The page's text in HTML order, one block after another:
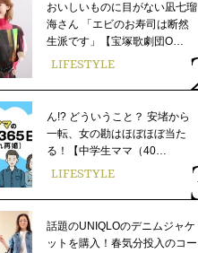
おいしいものに目がない凪七瑠
海さん 「エビのお寿司は断然
生派です」【宝塚歌劇団O…
LIFESTYLE
ん!? どういうこと？ 安堵から
一転、女の勘はほぼほぼ当た
る！【中学生ママ（40…
LIFESTYLE
話題のUNIQLOのデニムジャケ
ットを購入！春気分投入のコー